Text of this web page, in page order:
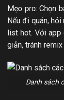
Mẹo pro: Chọn
Nếu đi quán,
list hot. Với app
giản, tránh
Danh sách